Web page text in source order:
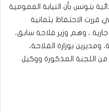
بتونس بأن النيابة العمومية
قررت الاحتفاظ بثمانية
، وهم وزير فلاحة سابق،
بوزارة الفلاحة،
اللجنة المذكورة ووكيل